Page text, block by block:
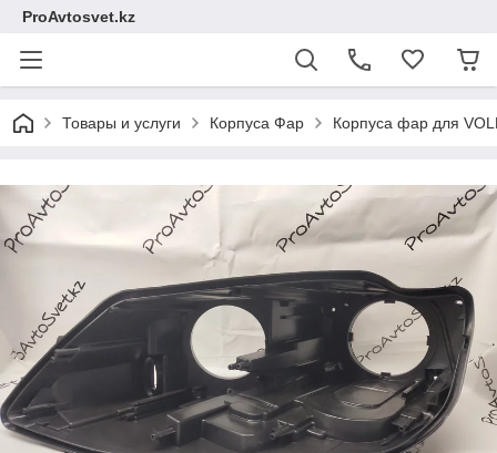
ProAvtosvet.kz
Товары и услуги Корпуса Фар Корпуса фар для